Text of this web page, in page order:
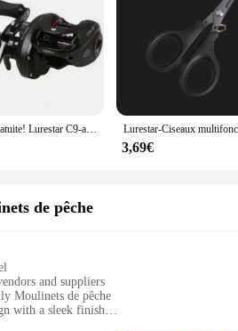
Livraison gratuite! Lurestar C9-air bas Frofile Baitcasting moulinet Double bobine en aluminium leurre moulinet de pêche poignée en carbone
3,69€
de pêche
and suppliers
Moulinets de pêche
with a sleek finish